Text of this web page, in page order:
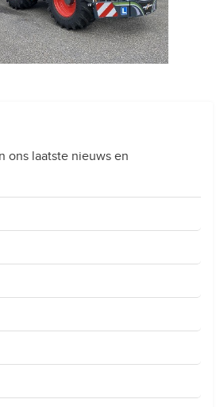
ons laatste nieuws en